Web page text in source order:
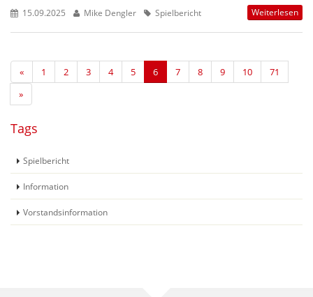
15.09.2025 Mike Dengler Spielbericht Weiterlesen
« 1 2 3 4 5 6 7 8 9 10
71
»
Tags
Spielbericht
Information
Vorstandsinformation